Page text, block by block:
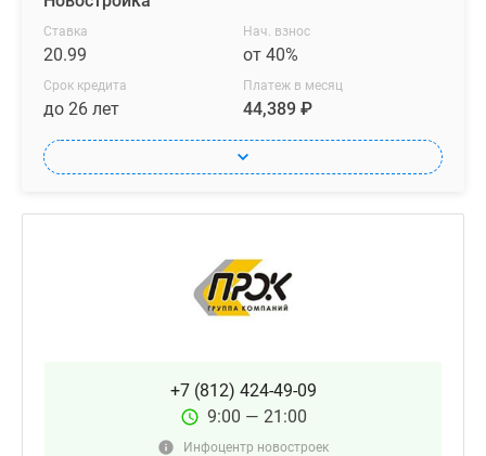
Ставка
20.99
Нач. взнос
от 40%
Срок кредита
до 26 лет
Платеж в месяц
44,389 ₽
+7 (812) 424-49-09
9:00 — 21:00
Инфоцентр новостроек